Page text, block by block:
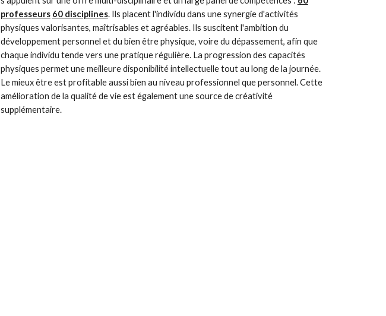
professeurs 60 disciplines. Ils placent l'individu dans une synergie d'activités
physiques valorisantes, maîtrisables et agréables. Ils suscitent l'ambition du
développement personnel et du bien être physique, voire du dépassement, afin que
chaque individu tende vers une pratique régulière. La progression des capacités
physiques permet une meilleure disponibilité intellectuelle tout au long de la journée.
Le mieux être est profitable aussi bien au niveau professionnel que personnel. Cette
amélioration de la qualité de vie est également une source de créativité
supplémentaire.